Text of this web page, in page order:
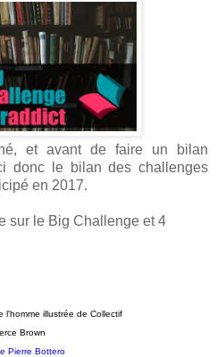
et avant de faire un bilan
donc le bilan des challenges
en 2017.
sur le Big Challenge et 4
l'homme illustrée de Collectif
Brown
Pierre Bottero